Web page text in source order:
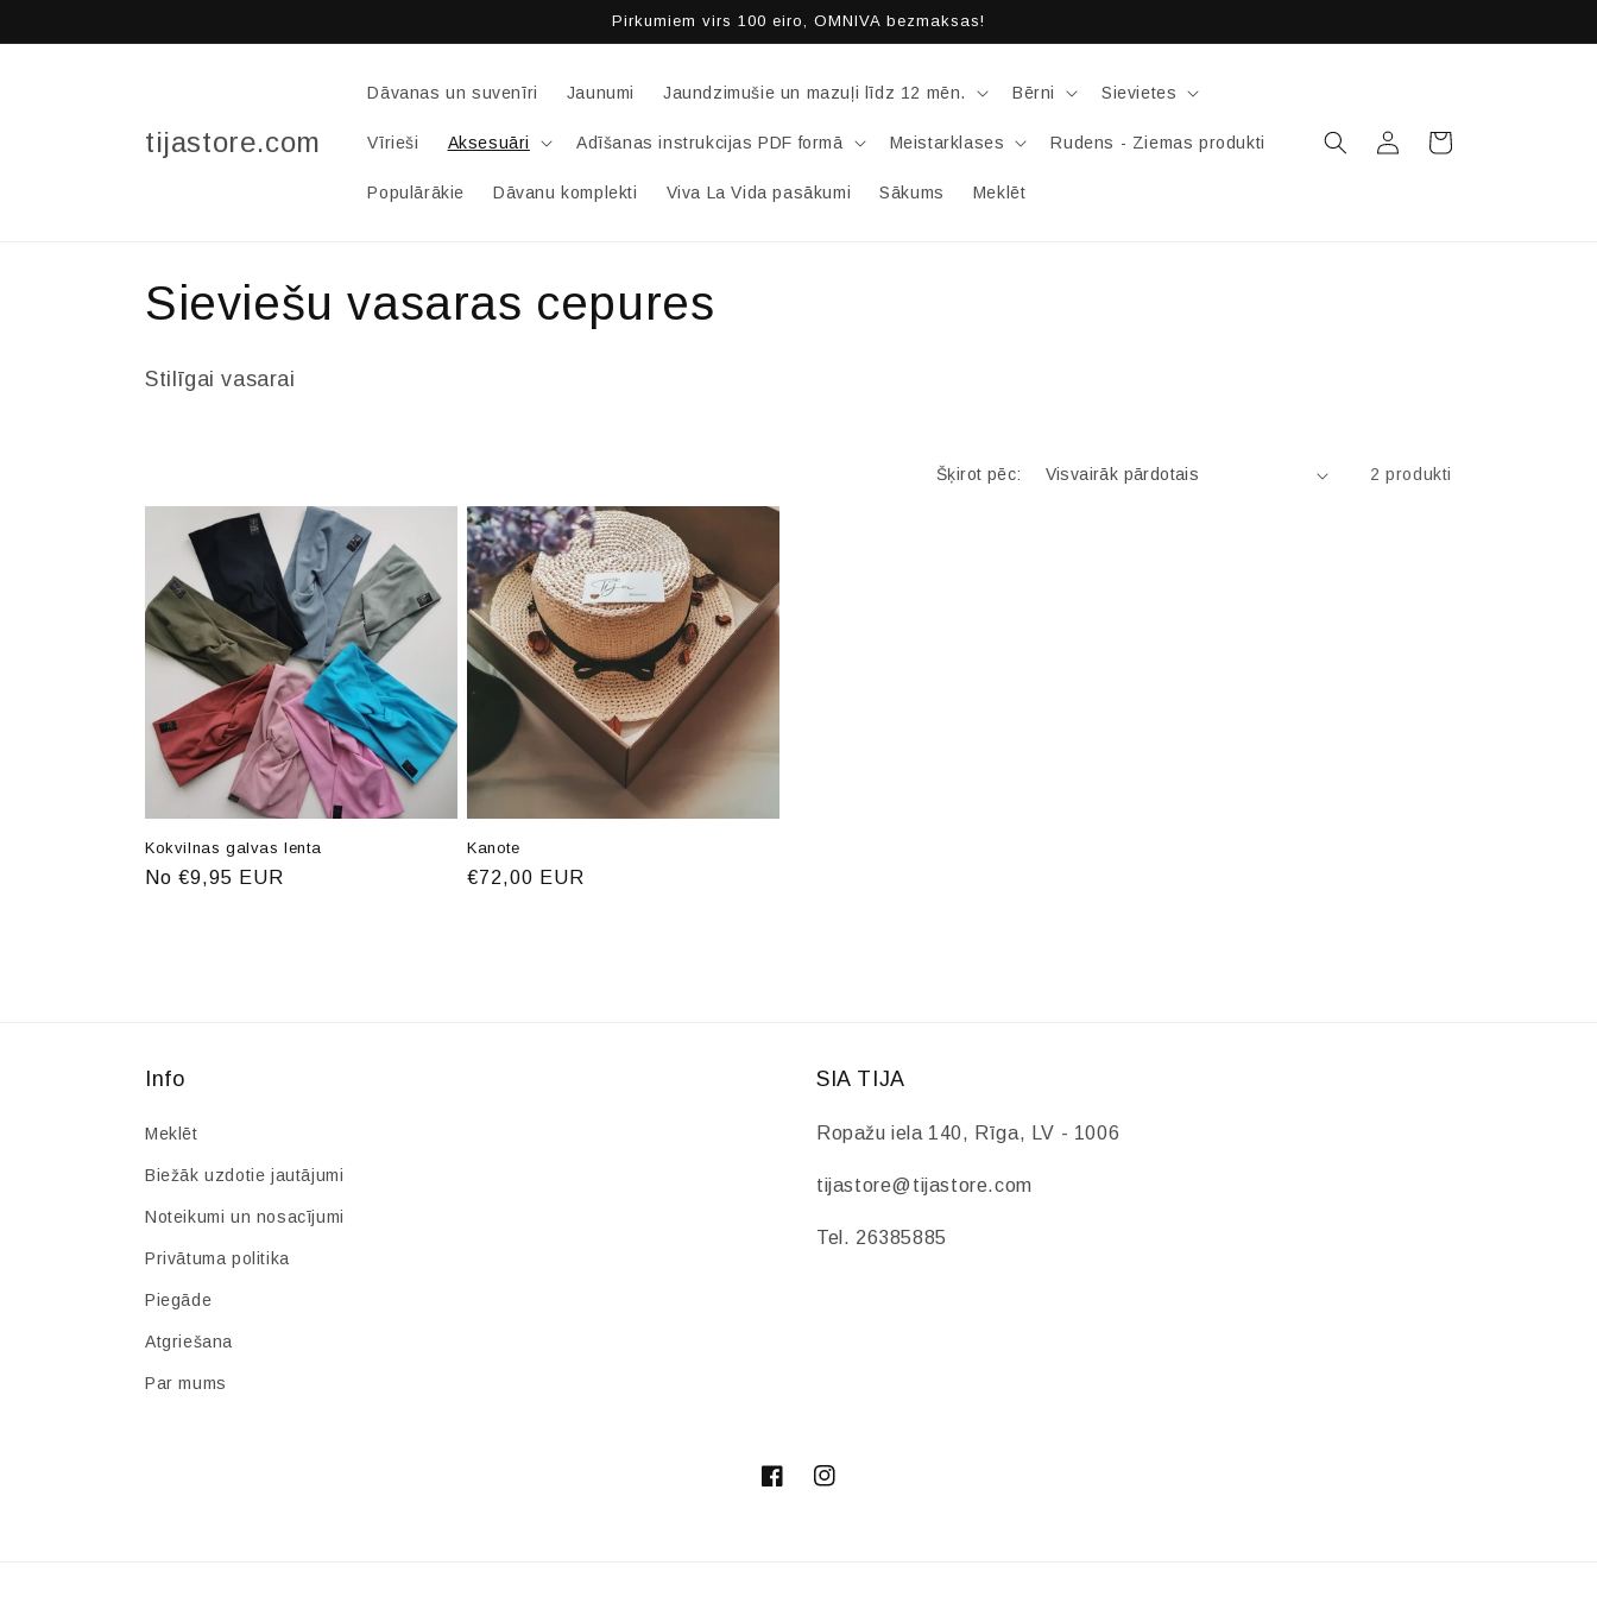
saturu
Pirkumiem virs 100 eiro, OMNIVA bezmaksas!
tijastore.com
Dāvanas un suvenīri Jaunumi Jaundzimušie un mazuļi līdz 12 mēn. Bērni Sievietes
Vīrieši Aksesuāri Adīšanas instrukcijas PDF formā Meistarklases Rudens - Ziemas produkti
Populārākie Dāvanu komplekti Viva La Vida pasākumi Sākums Meklēt
PieslēgtiesGrozs
K
o
c
i
j
a
:
Sieviešu vasaras cepures
Stilīgai vasarai
Šķirot pēc: 2 produkti
Kokvilnas galvas lenta
Parastā
No €9,95 EUR
Kanote
Parastā
€72,00 EUR
Info
Meklēt
Biežāk uzdotie jautājumi
Noteikumi un nosacījumi
Privātuma politika
Piegāde
Atgriešana
Par mums
SIA TIJA
Ropažu iela 140, Rīga, LV - 1006
tijastore@tijastore.com
Tel. 26385885
FacebookInstagram